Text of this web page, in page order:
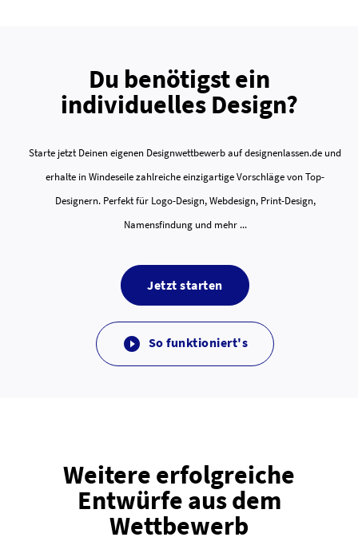
Du benötigst ein
individuelles Design?
Starte jetzt Deinen eigenen Designwettbewerb auf designenlassen.de und
erhalte in Windeseile zahlreiche einzigartige Vorschläge von Top-
Designern. Perfekt für Logo-Design, Webdesign, Print-Design,
Namensfindung und mehr ...
Jetzt starten
 So funktioniert's
Weitere erfolgreiche
Entwürfe aus dem
Wettbewerb